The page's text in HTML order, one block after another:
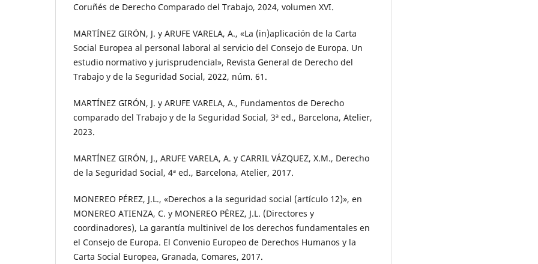
Coruñés de Derecho Comparado del Trabajo, 2024, volumen XVI.
MARTÍNEZ GIRÓN, J. y ARUFE VARELA, A., «La (in)aplicación de la Carta
Social Europea al personal laboral al servicio del Consejo de Europa. Un
estudio normativo y jurisprudencial», Revista General de Derecho del
Trabajo y de la Seguridad Social, 2022, núm. 61.
MARTÍNEZ GIRÓN, J. y ARUFE VARELA, A., Fundamentos de Derecho
comparado del Trabajo y de la Seguridad Social, 3ª ed., Barcelona, Atelier,
2023.
MARTÍNEZ GIRÓN, J., ARUFE VARELA, A. y CARRIL VÁZQUEZ, X.M., Derecho
de la Seguridad Social, 4ª ed., Barcelona, Atelier, 2017.
MONEREO PÉREZ, J.L., «Derechos a la seguridad social (artículo 12)», en
MONEREO ATIENZA, C. y MONEREO PÉREZ, J.L. (Directores y
coordinadores), La garantía multinivel de los derechos fundamentales en
el Consejo de Europa. El Convenio Europeo de Derechos Humanos y la
Carta Social Europea, Granada, Comares, 2017.